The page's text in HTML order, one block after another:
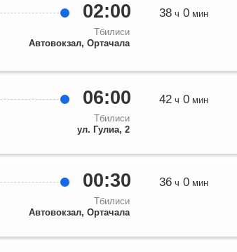
02:00
Тбилиси
Автовокзал, Ортачала
38ч 0мин
06:00
Тбилиси
ул. Гулиа, 2
42ч 0мин
00:30
Тбилиси
Автовокзал, Ортачала
36ч 0мин